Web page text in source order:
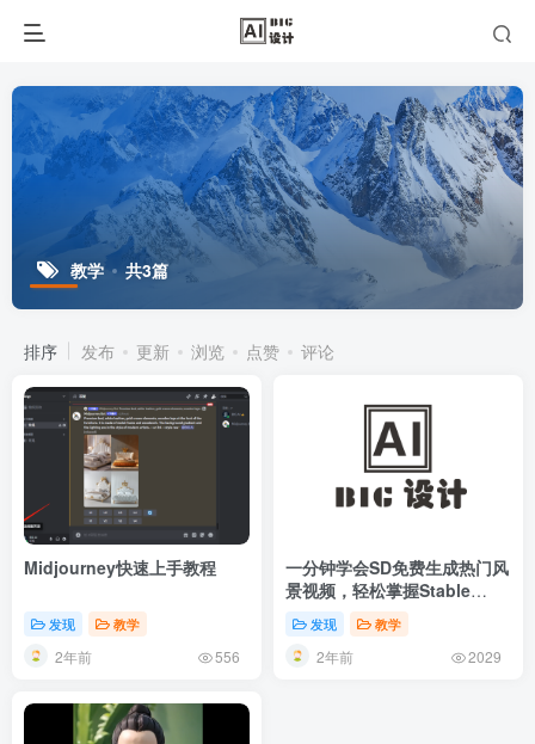
教学 共3篇
排序 发布 更新 浏览 点赞 评论
Midjourney快速上手教程
发现 教学
2年前 556
一分钟学会SD免费生成热门风
景视频，轻松掌握Stable
Video Diffusion！
发现 教学
2年前 2029